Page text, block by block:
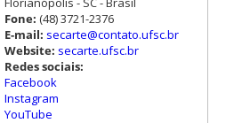
Fone: (48) 3721-2376
E-mail: secarte@contato.ufsc.br
Website: secarte.ufsc.br
Redes sociais:
Facebook
Instagram
YouTube